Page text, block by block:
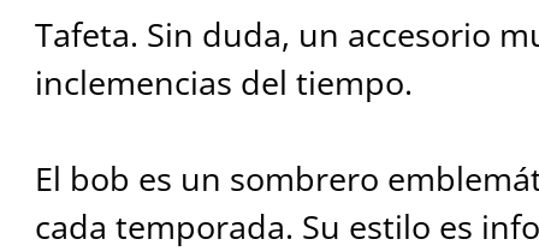
Tafeta. Sin duda, un accesorio
inclemencias del tiempo.
El bob es un sombrero
cada temporada. Su estilo es